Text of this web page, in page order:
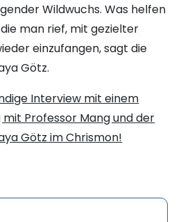
Wildwuchs. Was helfen
man rief, mit gezielter
einzufangen, sagt die
Götz.
Interview mit einem
Professor Mang und der
Götz im Chrismon!